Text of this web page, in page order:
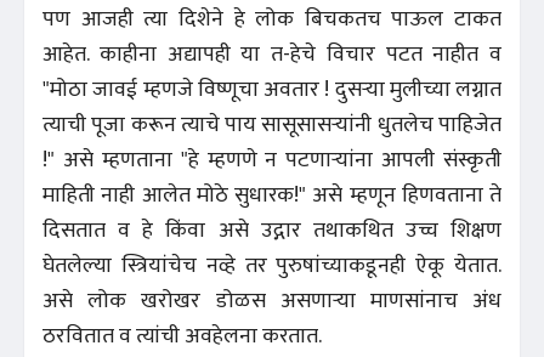
पण आजही त्या दिशेने हे लोक बिचकतच पाऊल टाकत
आहेत. काहीना अद्यापही या त-हेचे विचार पटत नाहीत व
"मोठा जावई म्हणजे विष्णूचा अवतार ! दुसऱ्या मुलीच्या लग्नात
त्याची पूजा करून त्याचे पाय सासूसासऱ्यांनी धुतलेच पाहिजेत
!" असे म्हणताना "हे म्हणणे न पटणाऱ्यांना आपली संस्कृती
माहिती नाही आलेत मोठे सुधारक!" असे म्हणून हिणवताना ते
दिसतात व हे किंवा असे उद्गार तथाकथित उच्च शिक्षण
घेतलेल्या स्त्रियांचेच नव्हे तर पुरुषांच्याकडूनही ऐकू येतात.
असे लोक खरोखर डोळस असणाऱ्या माणसांनाच अंध
ठरवितात व त्यांची अवहेलना करतात.